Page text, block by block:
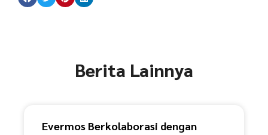
Berita Lainnya
Evermos Berkolaborasi dengan